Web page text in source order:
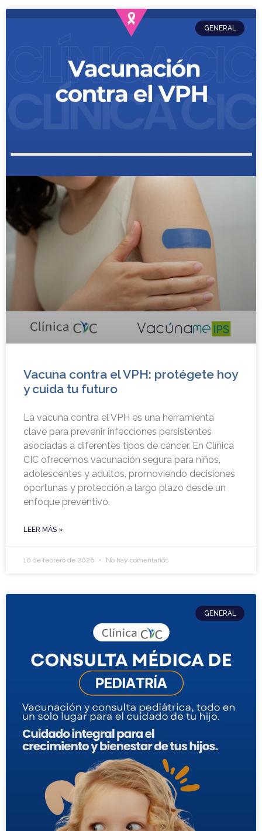
GENERAL
Vacuna contra el VPH: protégete hoy
y cuida tu futuro
La vacuna contra el VPH es una herramienta
clave para prevenir infecciones persistentes
asociadas a diferentes tipos de cáncer. En Clínica
CIC ofrecemos vacunación segura para niños,
adolescentes y adultos, promoviendo decisiones
oportunas y protección a largo plazo desde un
enfoque preventivo.
LEER MÁS »
10 de febrero de 2026 No hay comentarios
GENERAL